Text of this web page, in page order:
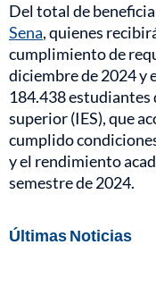
Del total de
Sena, quienes
cumplimiento de
diciembre de 2024 y
184.438 estudiantes
superior (IES), que
cumplido
y el rendimiento
semestre de 2024.
Últimas Noticias